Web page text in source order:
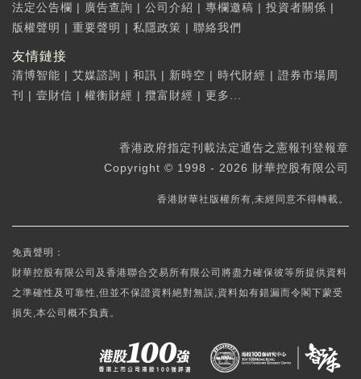
法定公告欄 | 廣告查詢 | 公司介紹 | 專欄邀稿 | 投資者關係 |
版權聲明 | 重要聲明 | 私隱政策 | 聯絡我們
友情鏈接
清博智能 | 艾媒諮詢 | 和訊 | 新時空 | 時代財經 | 證券市場周
刊
| 壹財信 | 權衡財經 | 攬富財經 | 更多...
香港政府指定刊載法定通告之憲報刊登報章
Copyright © 1998 - 2026 財華控股有限公司
香港財華社版權所有,未經同意不得轉載。
免責聲明：
財華控股有限公司及香港聯合交易所有限公司將盡力確保彼等所提供資料
之準確性及可靠性,但並不保證資料絕對無誤,資料如有錯漏而令閣下蒙受
損失,本公司概不負責。